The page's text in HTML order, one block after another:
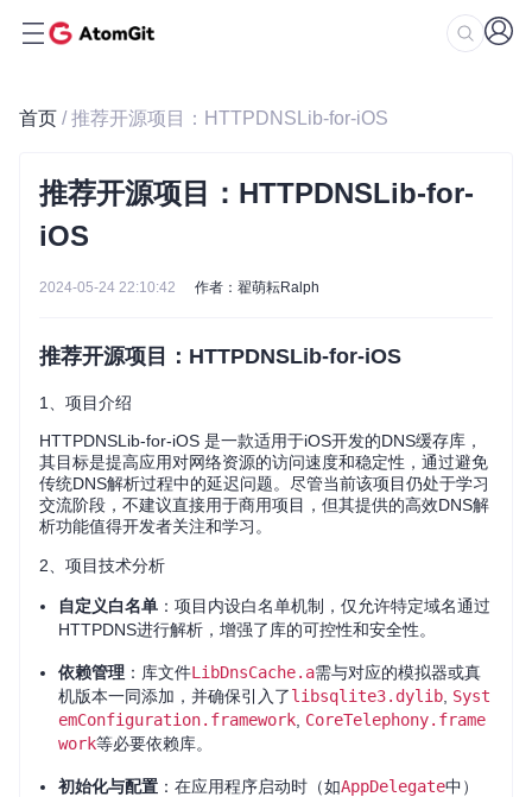
首页 / 推荐开源项目：HTTPDNSLib-for-iOS
推荐开源项目：HTTPDNSLib-for-
iOS
2024-05-24 22:10:42 作者：翟萌耘Ralph
推荐开源项目：HTTPDNSLib-for-iOS
1、项目介绍
HTTPDNSLib-for-iOS 是一款适用于iOS开发的DNS缓存库，
其目标是提高应用对网络资源的访问速度和稳定性，通过避免
传统DNS解析过程中的延迟问题。尽管当前该项目仍处于学习
交流阶段，不建议直接用于商用项目，但其提供的高效DNS解
析功能值得开发者关注和学习。
2、项目技术分析
自定义白名单 ：项目内设白名单机制，仅允许特定域名通过
HTTPDNS进行解析，增强了库的可控性和安全性。
依赖管理 ：库文件LibDnsCache.a需与对应的模拟器或真
机版本一同添加，并确保引入了libsqlite3.dylib Syst
emConfiguration.framework CoreTelephony.frame
work等必要依赖库。
初始化与配置 ：在应用程序启动时（如AppDelegate中）